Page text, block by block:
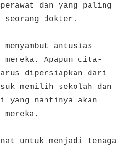
dan yang paling
dokter.
antusias
mereka. Apapun cita-
dipersiapkan dari
memilih sekolah dan
yang nantinya akan
mereka.
untuk menjadi tenaga